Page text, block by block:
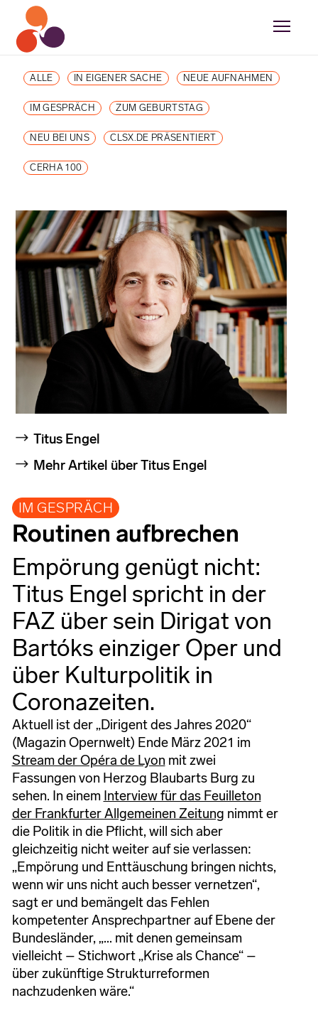
ALLE IN EIGENER SACHE NEUE AUFNAHMEN
IM GESPRÄCH ZUM GEBURTSTAG
NEU BEI UNS CLSX.DE PRÄSENTIERT
CERHA 100
Titus Engel
Mehr Artikel über Titus Engel
IM GESPRÄCH
Routinen aufbrechen
Empörung genügt nicht:
Titus Engel spricht in der
FAZ über sein Dirigat von
Bartóks einziger Oper und
über Kulturpolitik in
Coronazeiten.
Aktuell ist der „Dirigent des Jahres 2020“
(Magazin Opernwelt) Ende März 2021 im
Stream der Opéra de Lyon mit zwei
Fassungen von Herzog Blaubarts Burg zu
sehen. In einem Interview für das Feuilleton
der Frankfurter Allgemeinen Zeitung nimmt er
die Politik in die Pflicht, will sich aber
gleichzeitig nicht weiter auf sie verlassen:
„Empörung und Enttäuschung bringen nichts,
wenn wir uns nicht auch besser vernetzen“,
sagt er und bemängelt das Fehlen
kompetenter Ansprechpartner auf Ebene der
Bundesländer, „... mit denen gemeinsam
vielleicht – Stichwort „Krise als Chance“ –
über zukünftige Strukturreformen
nachzudenken wäre.“